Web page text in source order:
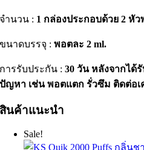
จำนวน : 1 กล่องประกอบด้วย 2 หัว
ขนาดบรรจุ :พอตละ 2 ml.
การรับประกัน :30 วัน หลังจากได้
ปัญหา เช่น พอตแตก รั่วซึม ติดต่อ
สินค้าแนะนำ
Sale!